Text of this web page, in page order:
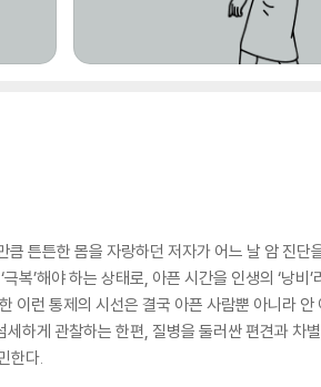
튼튼한 몸을 자랑하던 저자가 어느 날 암 진
복’해야 하는 상태로, 아픈 시간을 인생의 ‘낭
이런 통제의 시선은 결국 아픈 사람뿐 아니라
하게 관찰하는 한편, 질병을 둘러싼 편견과 차
한다.